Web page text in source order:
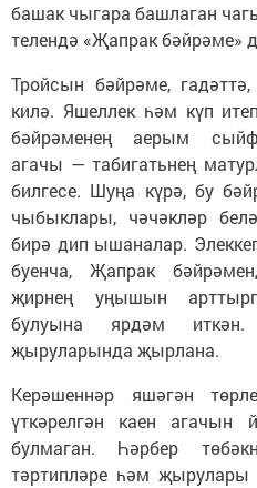
башак чыгара башлаган
телендә «Җапрак бәйрәме»
Тройсын бәйрәме,
килә. Яшеллек һәм күп
бәйрәменең аерым
агачы — табигатьнең
билгесе. Шуңа күрә, бу
чыбыклары, чәчәкләр
бирә дип ышаналар.
буенча, Җапрак
җирнең уңышын
булуына ярдәм
җыруларында җырлана.
Керәшеннәр яшәгән
үткәрелгән каен агачын
булмаган. Һәрбер
тәртипләре һәм